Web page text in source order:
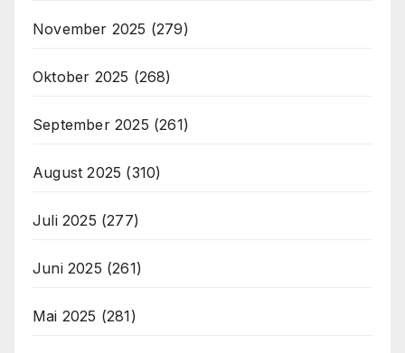
November 2025 (279)
Oktober 2025 (268)
September 2025 (261)
August 2025 (310)
Juli 2025 (277)
Juni 2025 (261)
Mai 2025 (281)